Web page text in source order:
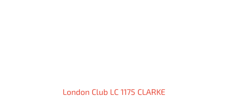
London Club LC 1175 CLARKE